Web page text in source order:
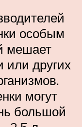
особым
мешает
или других
могут
большой